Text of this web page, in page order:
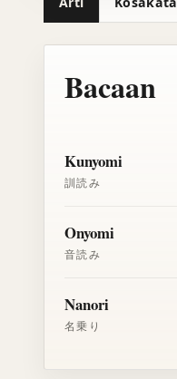
Bacaan
Kunyomi
訓読み
Onyomi
音読み
Nanori
名乗り